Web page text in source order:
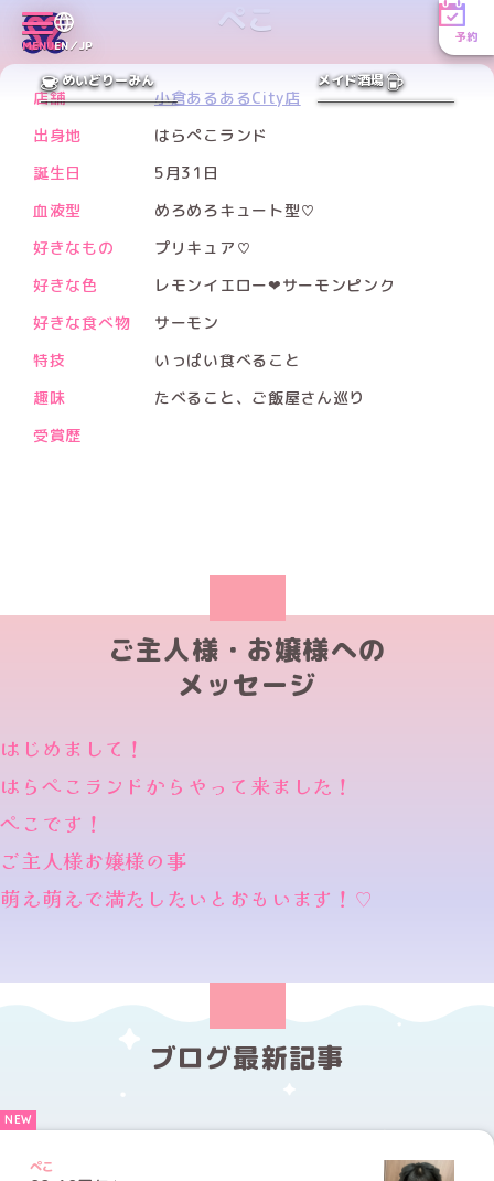
MENUEN／JP
予約
めいどりーみん メイド酒場
ぺこ
PREV
NEXT
店舗
小倉あるあるCity店
出身地
はらぺこランド
誕生日
5月31日
血液型
めろめろキュート型♡
好きなもの
プリキュア♡
好きな色
レモンイエロー❤︎サーモンピンク
好きな食べ物
サーモン
特技
いっぱい食べること
趣味
たべること、ご飯屋さん巡り
受賞歴
ご主人様・お嬢様への
メッセージ
はじめまして！
はらぺこランドからやって来ました！
ぺこです！
ご主人様お嬢様の事
萌え萌えで満たしたいとおもいます！♡
ブログ最新記事
ぺこ